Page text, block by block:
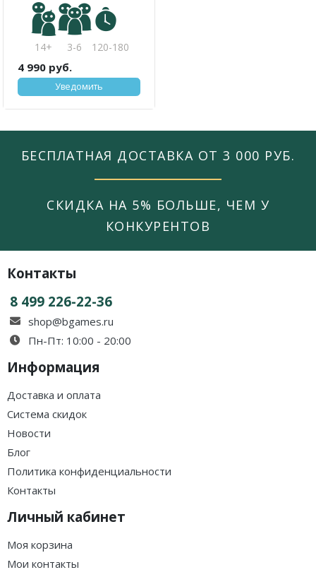
14+ 3-6 120-180
4 990 руб.
Уведомить
БЕСПЛАТНАЯ ДОСТАВКА ОТ 3 000 РУБ.
СКИДКА НА 5% БОЛЬШЕ, ЧЕМ У
КОНКУРЕНТОВ
Контакты
8 499 226-22-36
shop@bgames.ru
Пн-Пт: 10:00 - 20:00
Информация
Доставка и оплата
Система скидок
Новости
Блог
Политика конфиденциальности
Контакты
Личный кабинет
Моя корзина
Мои контакты